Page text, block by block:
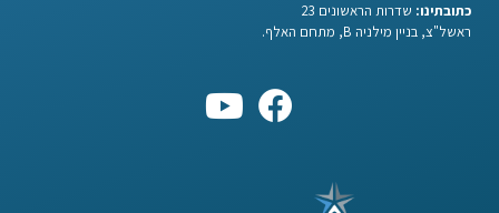
כתובתינו:
שדרות הראשונים 23
ראשל"צ, בניין מילניה B, מתחם האלף.